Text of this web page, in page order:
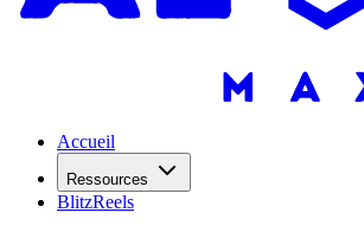
Accueil
Ressources
BlitzReels